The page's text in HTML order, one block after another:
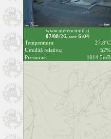
www.meteocomo.it
07/08/26, ore 6:04
Temperatura:
27.8°C
Umidità relativa:
52%
Pressione:
1014.5mB